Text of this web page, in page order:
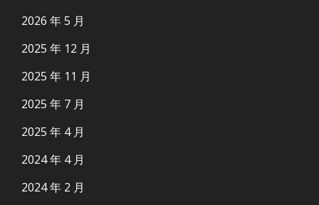
2026 年 5 月
2025 年 12 月
2025 年 11 月
2025 年 7 月
2025 年 4 月
2024 年 4 月
2024 年 2 月